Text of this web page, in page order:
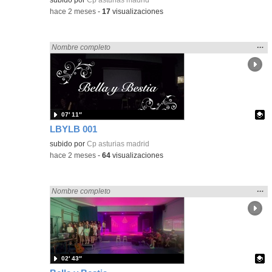
-hace 2 meses -17 visualizaciones
LBYLB 001
Encontrado «Asturias» en:
Nombre completo
la
…
Contenido educativo.
subido porCp asturias madrid
07′ 11″
-hace 2 meses -64 visualizaciones
Encontrado «Asturias» en:
Nombre completo
la
…
02′ 43″